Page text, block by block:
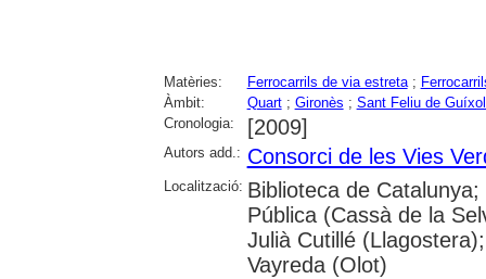
Matèries: Ferrocarrils de via estreta;
Àmbit:
Quart; Gironès ; Sant Feliu de
Cronologia:
[2009]
Autors add.: Consorci de les Vies
Localització: Biblioteca de
Pública (Cassà de la
Julià Cutillé
Vayreda (Olot)